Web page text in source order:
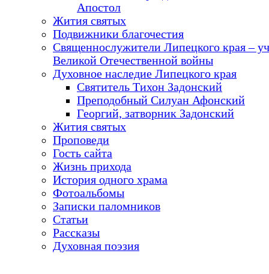
Апостол
Жития святых
Подвижники благочестия
Священнослужители Липецкого края –
Великой Отечественной войны
Духовное наследие Липецкого края
Святитель Тихон Задонский
Преподобный Силуан Афонский
Георгий, затворник Задонский
Жития святых
Проповеди
Гость сайта
Жизнь прихода
История одного храма
Фотоальбомы
Записки паломников
Статьи
Рассказы
Духовная поэзия